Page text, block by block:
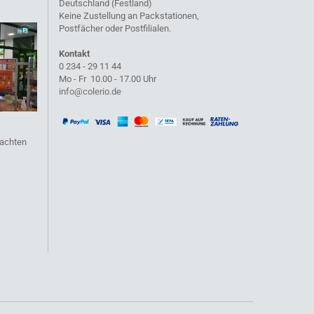
Deutschland (Festland)
Keine Zustellung an Packstationen,
Postfächer oder Postfilialen.
Kontakt
0 234 - 29 11 44
Mo - Fr 10.00 - 17.00 Uhr
info@colerio.de